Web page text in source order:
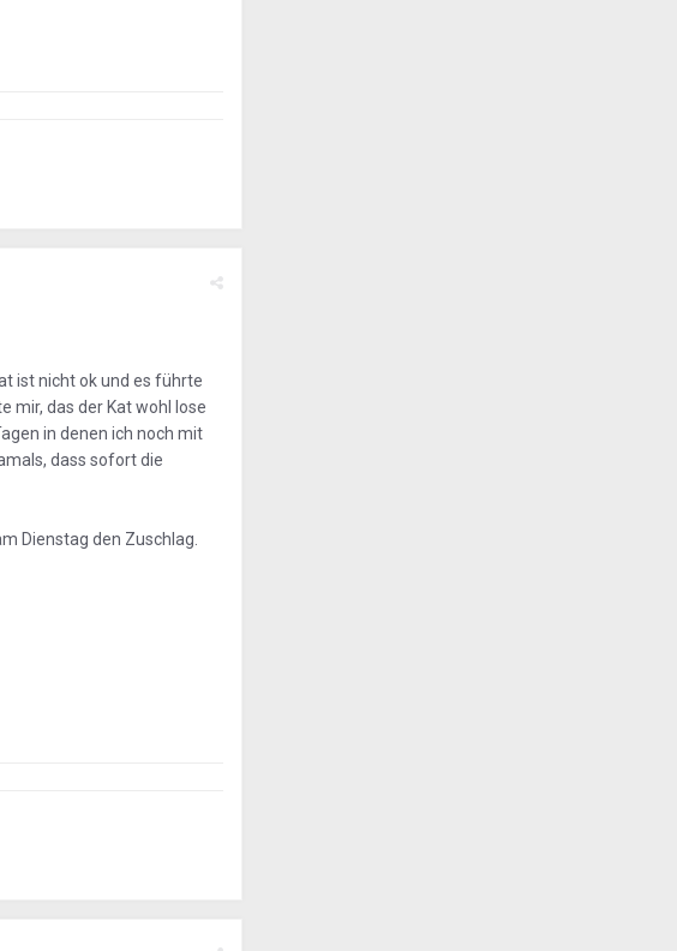
ist nicht ok und es führte
mir, das der Kat wohl lose
in denen ich noch mit
dass sofort die
Dienstag den Zuschlag.